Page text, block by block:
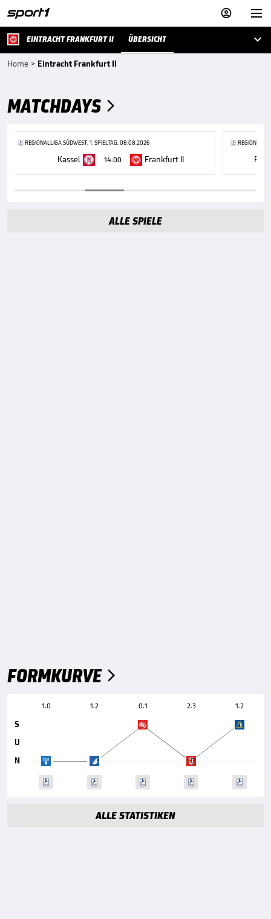


EINTRACHT FRANKFURT II ÜBERSICHT 
Home > Eintracht Frankfurt II
MATCHDAYS 
REGIONALLIGA SÜDWEST, 1. SPIELTAG, 08.08.2026
Kassel 14:00 Frankfurt II
ALLE SPIELE
FORMKURVE 
1:0 1:2 0:1 2:3 1:2
S
U
N
ALLE STATISTIKEN